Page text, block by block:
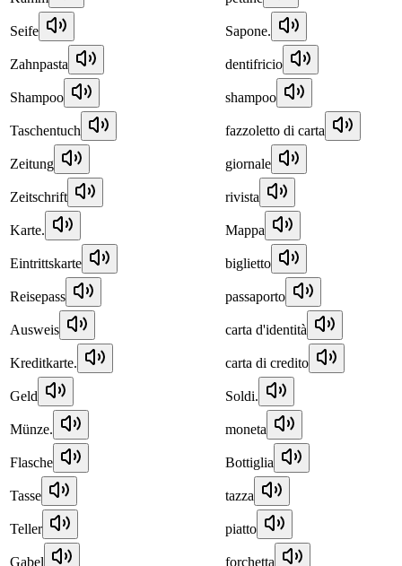
Seife Sapone.
Zahnpasta dentifricio
Shampoo shampoo
Taschentuch fazzoletto di carta
Zeitung giornale
Zeitschrift rivista
Karte. Mappa
Eintrittskarte biglietto
Reisepass passaporto
Ausweis carta d'identità
Kreditkarte. carta di credito
Geld Soldi.
Münze. moneta
Flasche Bottiglia
Tasse tazza
Teller piatto
Gabel forchetta